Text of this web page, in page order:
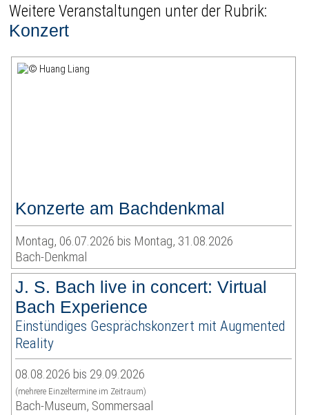
Weitere Veranstaltungen unter der Rubrik:
Konzert
Konzerte am Bachdenkmal
Montag, 06.07.2026 bis Montag, 31.08.2026
Bach-Denkmal
J. S. Bach live in concert: Virtual
Bach Experience
Einstündiges Gesprächskonzert mit Augmented
Reality
08.08.2026 bis 29.09.2026
(mehrere Einzeltermine im Zeitraum)
Bach-Museum, Sommersaal